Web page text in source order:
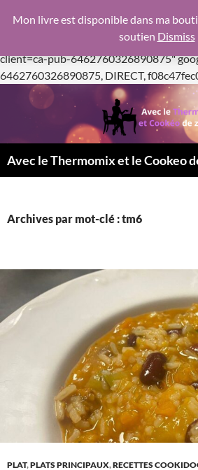
f08c47fec0942fa0
https://
client=ca-pub-6462760326890875"
6462760326890875, DIRECT,
Avec le Thermomix et le Cookeo
Archives par mot-clé : tm6
PLAT,PLATS PRINCIPAUX,RECETTES
Mon livre est disponible dans ma
soutien Dismiss